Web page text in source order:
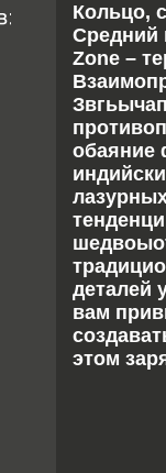
Кольцо,
Средний
Zone –
обаяние
деталей
вам
этом